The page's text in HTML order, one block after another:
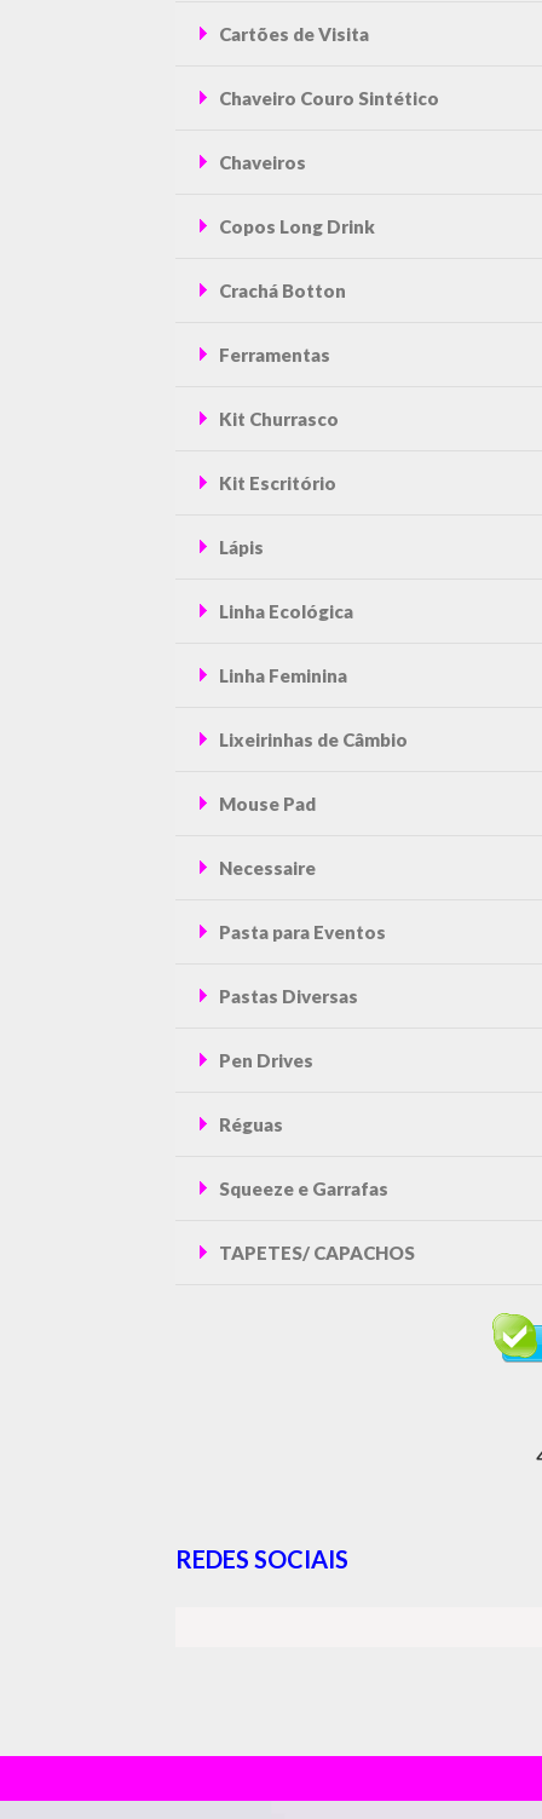
Cartões de Visita
Chaveiro Couro Sintético
Chaveiros
Copos Long Drink
Crachá Botton
Ferramentas
Kit Churrasco
Kit Escritório
Lápis
Linha Ecológica
Linha Feminina
Lixeirinhas de Câmbio
Mouse Pad
Necessaire
Pasta para Eventos
Pastas Diversas
Pen Drives
Réguas
Squeeze e Garrafas
TAPETES/ CAPACHOS
REDES SOCIAIS